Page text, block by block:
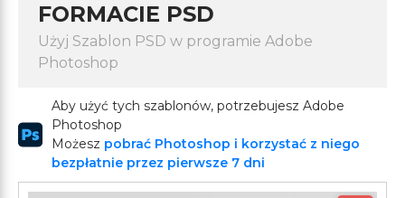
FORMACIE PSD
Użyj Szablon PSD w programie Adobe
Photoshop
Aby użyć tych szablonów, potrzebujesz Adobe
Photoshop
Możesz pobrać Photoshop i korzystać z niego
bezpłatnie przez pierwsze 7 dni